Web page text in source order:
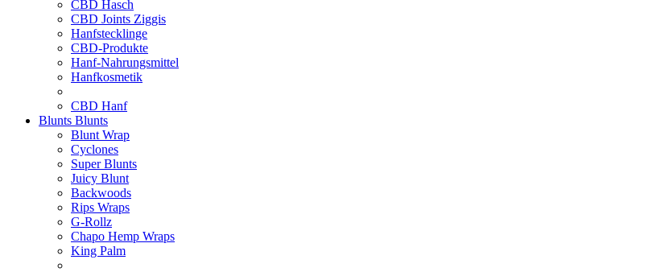
CBD Hasch
CBD Joints Ziggis
Hanfstecklinge
CBD-Produkte
Hanf-Nahrungsmittel
Hanfkosmetik
CBD Hanf
Blunts Blunts
Blunt Wrap
Cyclones
Super Blunts
Juicy Blunt
Backwoods
Rips Wraps
G-Rollz
Chapo Hemp Wraps
King Palm